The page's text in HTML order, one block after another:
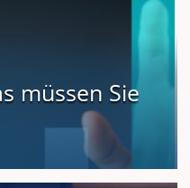
müssen Sie